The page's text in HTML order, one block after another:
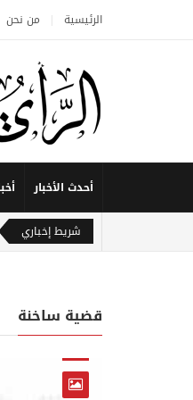
الرئيسية من نحن
أحدث الأخبار
شريط إخباري
قضية ساخنة